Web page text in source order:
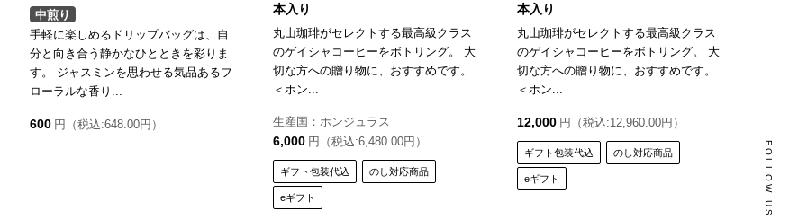
中煎り
手軽に楽しめるドリップバッグは、自
分と向き合う静かなひとときを彩りま
す。 ジャスミンを思わせる気品あるフ
ローラルな香り...
600 円（税込:648.00円）
本入り
丸山珈琲がセレクトする最高級クラス
のゲイシャコーヒーをボトリング。 大
切な方への贈り物に、おすすめです。
＜ホン...
生産国：ホンジュラス
6,000 円（税込:6,480.00円）
ギフト包装代込 のし対応商品
eギフト
本入り
丸山珈琲がセレクトする最高級クラス
のゲイシャコーヒーをボトリング。 大
切な方への贈り物に、おすすめです。
＜ホン...
12,000 円（税込:12,960.00円）
ギフト包装代込 のし対応商品
eギフト FOLLOW US